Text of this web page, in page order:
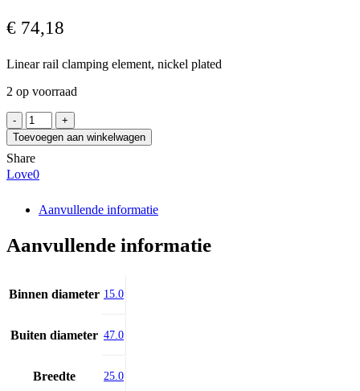
€ 74,18
Linear rail clamping element, nickel plated
2 op voorraad
ERRE.DI.
FMN15T006
aantal
Toevoegen aan winkelwagen
Share
Love0
Aanvullende informatie
Aanvullende informatie
Binnen diameter 15.0
Buiten diameter 47.0
Breedte 25.0